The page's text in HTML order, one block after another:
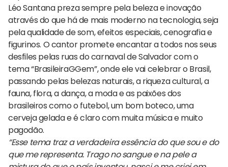
Léo Santana preza sempre pela beleza e inovação
através do que há de mais moderno na tecnologia, seja
pela qualidade de som, efeitos especiais, cenografia e
figurinos. O cantor promete encantar a todos nos seus
desfiles pelas ruas do carnaval de Salvador com o
tema “BrasileiraGGem”, onde ele vai celebrar o Brasil,
passando pelas belezas naturais, a riqueza cultural, a
fauna, flora, a dança, a moda e as paixões dos
brasileiros como o futebol, um bom boteco, uma
cerveja gelada e é claro com muita música e muito
pagodão.
“Esse tema traz a verdadeira essência do que sou e do
que me representa. Trago no sangue e na pele a